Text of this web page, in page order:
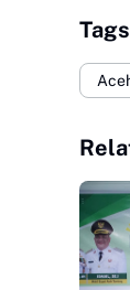
Tags